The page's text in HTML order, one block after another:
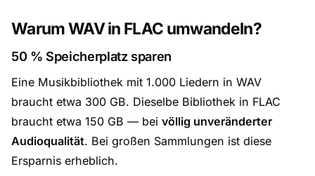
Warum WAV in FLAC umwandeln?
50 % Speicherplatz sparen
Eine Musikbibliothek mit 1.000 Liedern in WAV
braucht etwa 300 GB. Dieselbe Bibliothek in FLAC
braucht etwa 150 GB — bei völlig unveränderter
Audioqualität. Bei großen Sammlungen ist diese
Ersparnis erheblich.